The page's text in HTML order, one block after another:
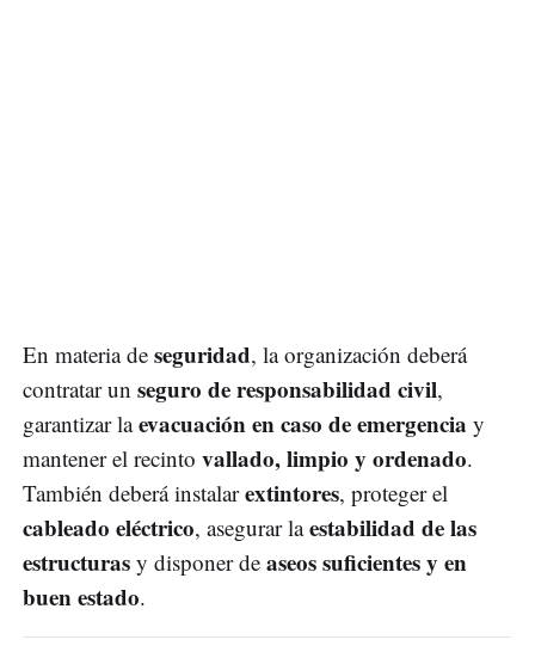
En materia de seguridad, la organización deberá
contratar un seguro de responsabilidad civil,
garantizar laevacuación en caso de emergencia y
mantener el recinto vallado, limpio y ordenado.
También deberá instalarextintores, proteger el
cableado eléctrico, asegurar laestabilidad de las
estructuras y disponer de aseos suficientes y en
buen estado.